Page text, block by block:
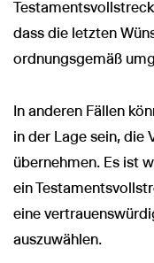
dass die letzten
ordnungsgemäß
In anderen Fällen
in der Lage sein, die
übernehmen. Es ist
ein
eine
auszuwählen.